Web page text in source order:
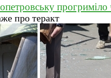
про теракт